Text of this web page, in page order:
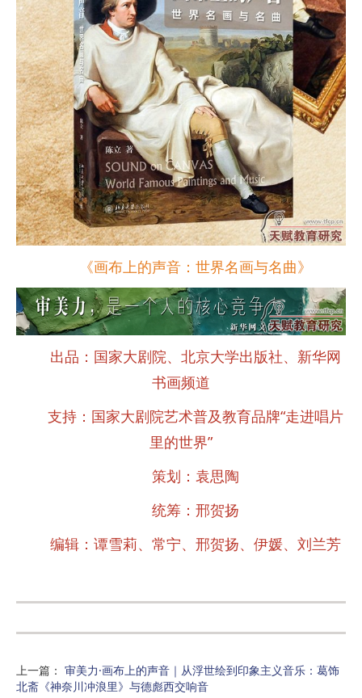
《画布上的声音：世界名画与名曲》
出品：国家大剧院、北京大学出版社、新华网
书画频道
支持：国家大剧院艺术普及教育品牌“走进唱片
里的世界”
策划：袁思陶
统筹：邢贺扬
编辑：谭雪莉、常宁、邢贺扬、伊媛、刘兰芳
上一篇 ： 审美力·画布上的声音｜从浮世绘到印象主义音乐：葛饰
北斋《神奈川冲浪里》与德彪西交响音